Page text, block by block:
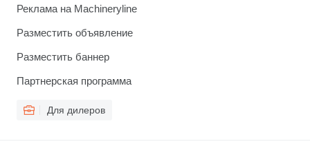
Реклама на Machineryline
Разместить объявление
Разместить баннер
Партнерская программа
Для дилеров